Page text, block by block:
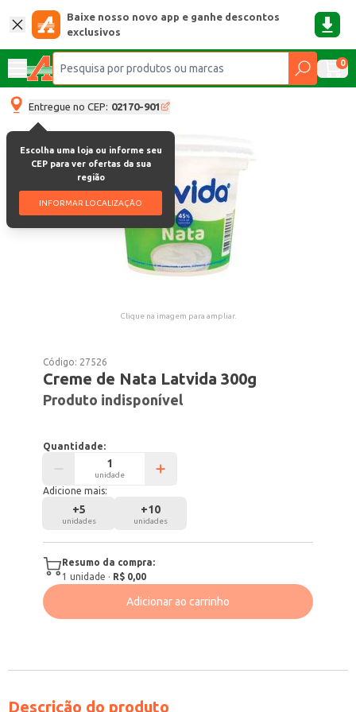
Baixe nosso novo app e ganhe descontos
exclusivos
0
Entregue no CEP: 02170-901
Escolha uma loja ou informe seu
CEP para ver ofertas da sua
região
INFORMAR LOCALIZAÇÃO
Clique na imagem para ampliar.
Código: 27526
Creme de Nata Latvida 300g
Produto indisponível
Quantidade:
unidade
Adicione mais:
+5
unidades
+10
unidades
Resumo da compra:
1 unidade · R$ 0,00
Adicionar ao carrinho
Descrição do produto